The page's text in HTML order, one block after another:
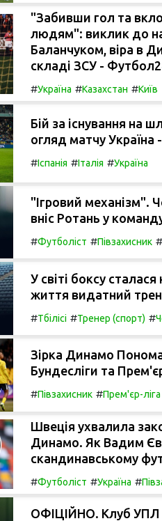
"Забивши гол та
людям": виклик до
Баланчуком, віра в
складі ЗСУ -
#Україна #Казахстан #Київ
Бій за існування на
огляд матчу Україна
#Іспанія #Італія #Україна
"Ігровий механізм".
вніс Ротань у
#Футболіст #Півзахисник #
У світі боксу
життя видатний
#Тбілісі #Тренер (спорт) #
Зірка Динамо
Бундесліги та
#Півзахисник #Прем'єр-ліга
Швеція ухвалила
Динамо. Як Вадим
скандинавському
#Футболіст #Україна #
ОФІЦІЙНО. Клуб УПЛ